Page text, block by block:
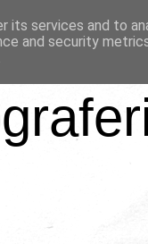
services and to
and security